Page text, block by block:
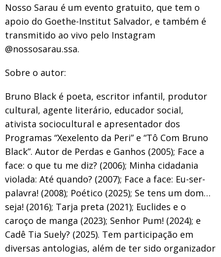
Nosso Sarau é um evento gratuito, que tem o
apoio do Goethe-Institut Salvador, e também é
transmitido ao vivo pelo Instagram
@nossosarau.ssa.
Sobre o autor:
Bruno Black é poeta, escritor infantil, produtor
cultural, agente literário, educador social,
ativista sociocultural e apresentador dos
Programas “Xexelento da Peri” e “Tô Com Bruno
Black”. Autor de Perdas e Ganhos (2005); Face a
face: o que tu me diz? (2006); Minha cidadania
violada: Até quando? (2007); Face a face: Eu-ser-
palavra! (2008); Poético (2025); Se tens um dom…
seja! (2016); Tarja preta (2021); Euclides e o
caroço de manga (2023); Senhor Pum! (2024); e
Cadê Tia Suely? (2025). Tem participação em
diversas antologias, além de ter sido organizador